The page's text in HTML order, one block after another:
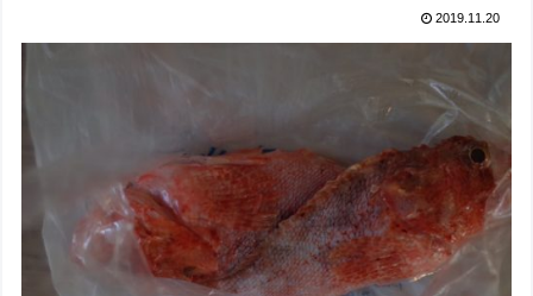
2019.11.20